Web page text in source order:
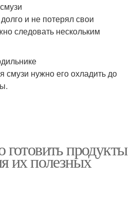
и не потерял свои
следовать нескольким
смузи нужно его охладить до
готовить продукты
их полезных